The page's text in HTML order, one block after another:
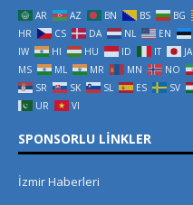
AR AZ BN BS BG
HR
CS DA NL EN
IW
HI HU ID IT JA
MS
ML MR MN NO
SR
SK SL ES SV
UR
VI
SPONSORLU LINKLER
İzmir Haberleri